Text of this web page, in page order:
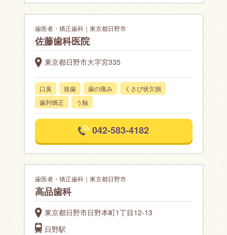
歯医者・矯正歯科｜東京都日野市
佐藤歯科医院
東京都日野市大字宮335
口臭 抜歯 歯の痛み
くさび状欠損
歯列矯正
う蝕
042-583-4182
歯医者・矯正歯科｜東京都日野市
高品歯科
東京都日野市日野本町1丁目12-13
日野駅